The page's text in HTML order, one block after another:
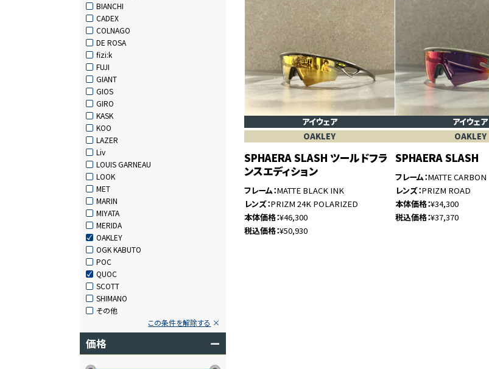
BIANCHI
CADEX
COLNAGO
DE ROSA
fizi:k
FUJI
GIANT
GIOS
GIRO
KASK
KOO
LAZER
Liv
LOUIS GARNEAU
LOOK
MET
MARIN
MIYATA
MERIDA
OAKLEY
OGK KABUTO
POC
QUOC
SCOTT
SHIMANO
その他
この条件を解除する
価格 ー
アイウェア
OAKLEY
SPHAERA SLASH ツールドフラ
ンスエディション
フレーム MATTE BLACK INK
レンズ PRIZM 24K POLARIZED
本体価格 ¥46,300
税込価格 ¥50,930
アイウェア
OAKLEY
SPHAERA SLASH
フレーム MATTE CARBON
レンズ PRIZM ROAD
本体価格 ¥34,300
税込価格 ¥37,370